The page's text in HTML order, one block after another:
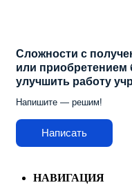
Сложности с
или приобретением
улучшить работу
Напишите — решим!
Написать
НАВИГАЦИЯ